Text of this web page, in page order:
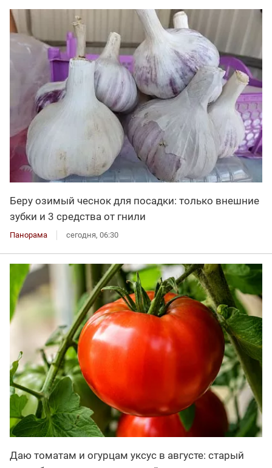
Беру озимый чеснок для посадки: только внешние
зубки и 3 средства от гнили
Панорама сегодня, 06:30
Даю томатам и огурцам уксус в августе: старый